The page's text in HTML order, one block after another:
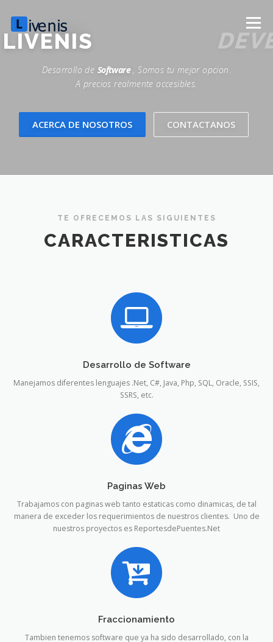
content
Menu
HOME SECCIONES EDUCACIÓN TIENDA
ADMINISTRACION BLOG PROYECTOS
LIVENIS
Desarrollo de Software, Somos tu mejor opcion.
A precios realmente accesibles.
ACERCA DE NOSOTROS CONTACTANOS
TE OFRECEMOS LAS SIGUIENTES
CARACTERISTICAS
Desarrollo de Software
Manejamos diferentes lenguajes .Net, C#, Java, Php, SQL, Oracle, SSIS,
SSRS, etc.
Paginas Web
Trabajamos con paginas web tanto estaticas como dinamicas, de tal
manera de exceder los requerimientos de nuestros clientes. Uno de
nuestros proyectos es ReportesdePuentes.Net
Fraccionamiento
Tambien tenemos software que ya ha sido desarrollado, con la